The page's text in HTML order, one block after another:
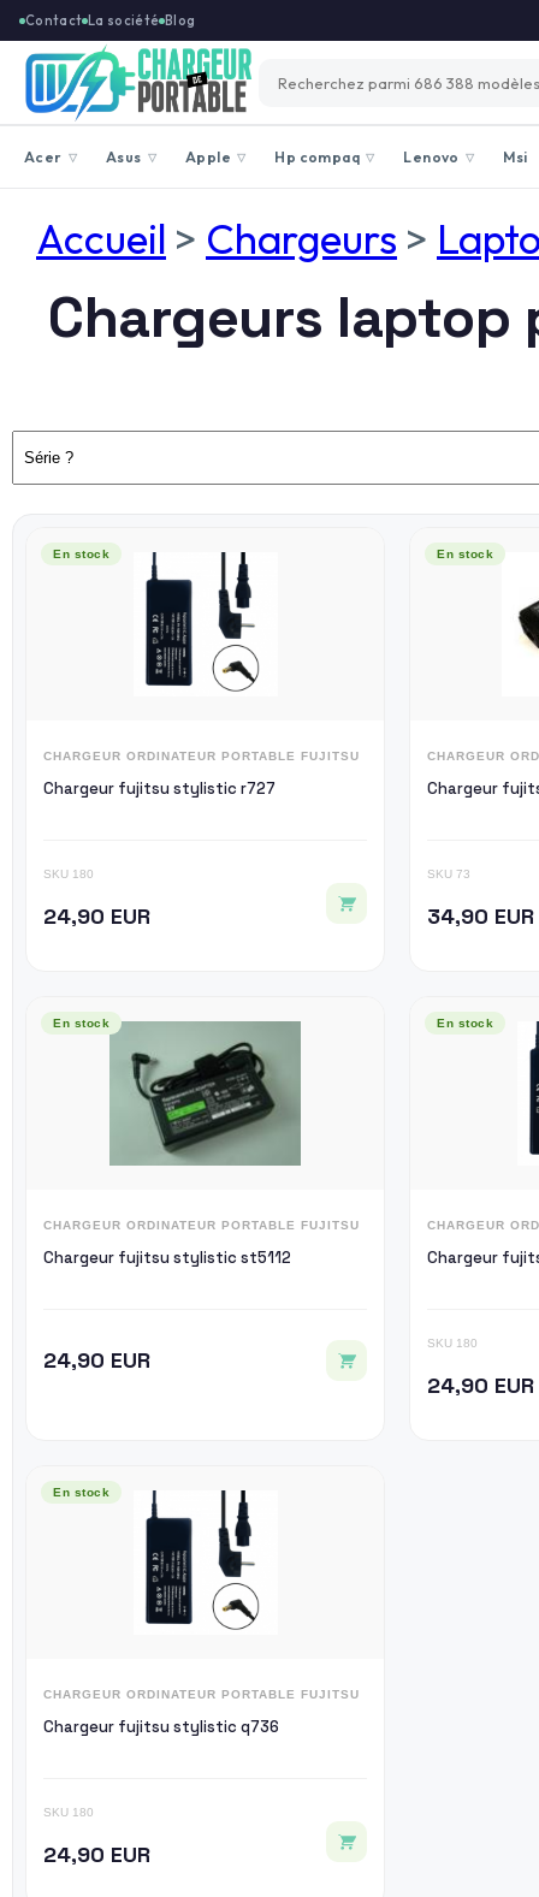
Contact La société Blog
Acer ▽ Asus ▽ Apple ▽ Hp compaq ▽ Lenovo ▽ Msi
Accueil > Chargeurs >
Chargeurs
En stock
CHARGEUR ORDINATEUR PORTABLE FUJITSU
Chargeur fujitsu stylistic r727
SKU 180
24,90 EUR
En stock
CHARGEUR
Chargeur
SKU 73
34,90 EUR
En stock
CHARGEUR ORDINATEUR PORTABLE FUJITSU
Chargeur fujitsu stylistic st5112
24,90 EUR
En stock
CHARGEUR
Chargeur
SKU 180
24,90 EUR
En stock
CHARGEUR ORDINATEUR PORTABLE FUJITSU
Chargeur fujitsu stylistic q736
SKU 180
24,90 EUR